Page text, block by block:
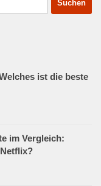
ist die beste
im Vergleich: